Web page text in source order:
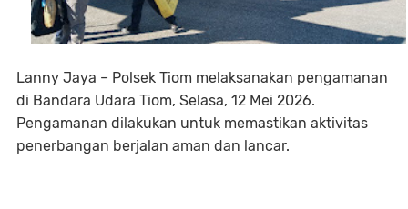
Lanny Jaya – Polsek Tiom melaksanakan pengamanan
di Bandara Udara Tiom, Selasa, 12 Mei 2026.
Pengamanan dilakukan untuk memastikan aktivitas
penerbangan berjalan aman dan lancar.